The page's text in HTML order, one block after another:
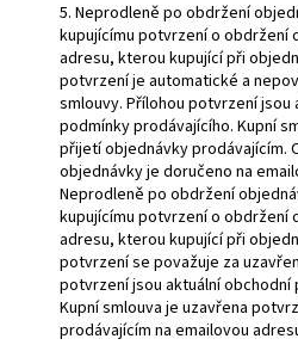
5. Neprodleně po obdržení
kupujícímu potvrzení o obdržení
adresu, kterou kupující při
potvrzení je automatické a
smlouvy. Přílohou potvrzení jsou
podmínky prodávajícího. Kupní
přijetí objednávky prodávajícím.
objednávky je doručeno na
Neprodleně po obdržení
kupujícímu potvrzení o obdržení
adresu, kterou kupující při
potvrzení se považuje za
potvrzení jsou aktuální obchodní
Kupní smlouva je uzavřena
prodávajícím na emailovou